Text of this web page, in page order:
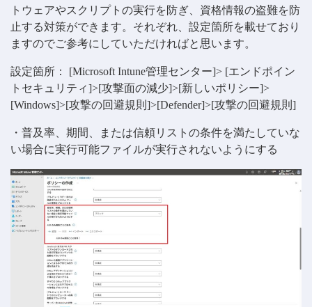
トウェアやスクリプトの実行を防ぎ、資格情報の盗難を防
止する対策ができます。それぞれ、設定箇所を載せており
ますのでご参考にしていただければと思います。
設定箇所： [Microsoft Intune管理センター]> [エンドポイン
トセキュリティ]>[攻撃面の減少]>[新しいポリシー]>
[Windows]>[攻撃の回避規則]>[Defender]>[攻撃の回避規則]
・普及率、期間、または信頼リストの条件を満たしていな
い場合に実行可能ファイルが実行されないようにする